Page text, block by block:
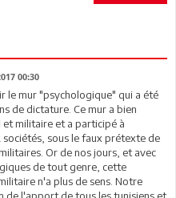
00:30
le mur "psychologique" qui a été
de dictature. Ce mur a bien
et militaire et a participé à
sociétés, sous le faux prétexte de
Or de nos jours, et avec
de tout genre, cette
n'a plus de sens. Notre